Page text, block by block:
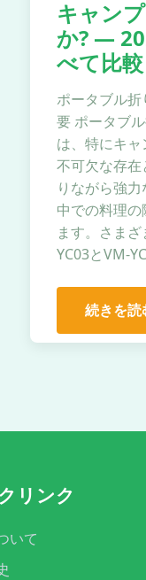
キャン
か? —
べて比較
ポータブル
要 ポータブ
は、特にキ
不可欠な存
りながら強
中での料理
ます。さま
YC03とVM-
続きを読
リンク
いて